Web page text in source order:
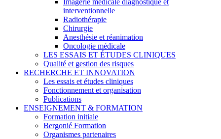
Imagerie médicale diagnostique et
interventionnelle
Radiothérapie
Chirurgie
Anesthésie et réanimation
Oncologie médicale
LES ESSAIS ET ÉTUDES CLINIQUES
Qualité et gestion des risques
RECHERCHE ET INNOVATION
Les essais et études cliniques
Fonctionnement et organisation
Publications
ENSEIGNEMENT & FORMATION
Formation initiale
Bergonié Formation
Organismes partenaires